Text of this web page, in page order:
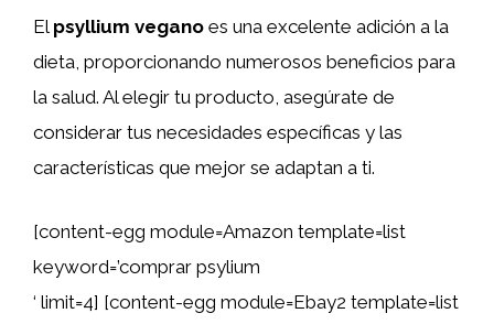
El psyllium vegano es una excelente adición a la
dieta, proporcionando numerosos beneficios para
la salud. Al elegir tu producto, asegúrate de
considerar tus necesidades específicas y las
características que mejor se adaptan a ti.
[content-egg module=Amazon template=list
keyword=’comprar psylium
‘ limit=4] [content-egg module=Ebay2 template=list